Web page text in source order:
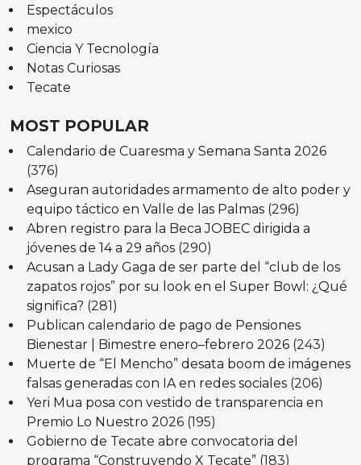
Espectáculos
mexico
Ciencia Y Tecnología
Notas Curiosas
Tecate
MOST POPULAR
Calendario de Cuaresma y Semana Santa 2026
(376)
Aseguran autoridades armamento de alto poder y
equipo táctico en Valle de las Palmas (296)
Abren registro para la Beca JOBEC dirigida a
jóvenes de 14 a 29 años (290)
Acusan a Lady Gaga de ser parte del “club de los
zapatos rojos” por su look en el Super Bowl: ¿Qué
significa? (281)
Publican calendario de pago de Pensiones
Bienestar | Bimestre enero–febrero 2026 (243)
Muerte de “El Mencho” desata boom de imágenes
falsas generadas con IA en redes sociales (206)
Yeri Mua posa con vestido de transparencia en
Premio Lo Nuestro 2026 (195)
Gobierno de Tecate abre convocatoria del
programa “Construyendo X Tecate” (183)